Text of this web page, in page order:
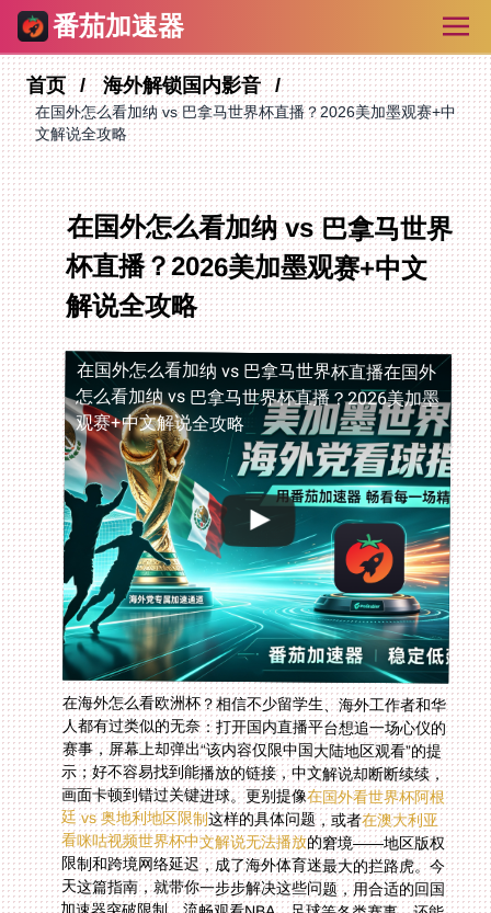
番茄加速器
首页 海外解锁国内影音
在国外怎么看加纳 vs 巴拿马世界杯直播？2026美加墨观赛+中
文解说全攻略
在国外怎么看加纳 vs 巴拿马世界
杯直播？2026美加墨观赛+中文
解说全攻略
在国外怎么看加纳 vs 巴拿马世界杯直播在国外
怎么看加纳 vs 巴拿马世界杯直播？2026美加墨
观赛+中文解说全攻略
在海外怎么看欧洲杯？相信不少留学生、海外工作者和华
人都有过类似的无奈：打开国内直播平台想追一场心仪的
赛事，屏幕上却弹出“该内容仅限中国大陆地区观看”的提
示；好不容易找到能播放的链接，中文解说却断断续续，
画面卡顿到错过关键进球。更别提像在国外看世界杯阿根
廷 vs 奥地利地区限制这样的具体问题，或者在澳大利亚
看咪咕视频世界杯中文解说无法播放的窘境——地区版权
限制和跨境网络延迟，成了海外体育迷最大的拦路虎。今
天这篇指南，就带你一步步解决这些问题，用合适的回国
加速器突破限制，流畅观看NBA、足球等各类赛事，还能
享受熟悉的中文解说，甚至提前备战2026美加墨世界杯